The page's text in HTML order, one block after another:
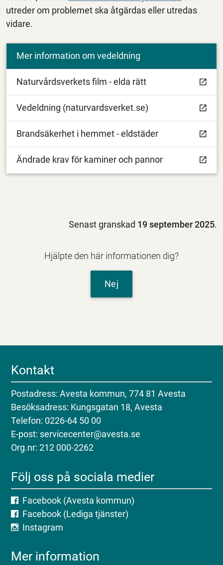
utreder om problemet ska åtgärdas eller utredas
vidare.
Mer information om vedeldning
Naturvårdsverkets film - elda rätt
Vedeldning (naturvardsverket.se)
Brandsäkerhet i hemmet - eldstäder
Ändrade krav för kaminer och pannor
Senast granskad 19 september 2025.
Hjälpte den här informationen dig?
Nej
Kontakt
Postadress: Avesta kommun, 774 81 Avesta
Besöksadress: Kungsgatan 18, Avesta
Telefon: 0226-64 50 00
E-post: servicecenter@avesta.se
Org.nr: 212 000-2262
Följ oss på sociala medier
Facebook (Avesta kommun)
Facebook (Lediga tjänster)
Instagram
Mer information